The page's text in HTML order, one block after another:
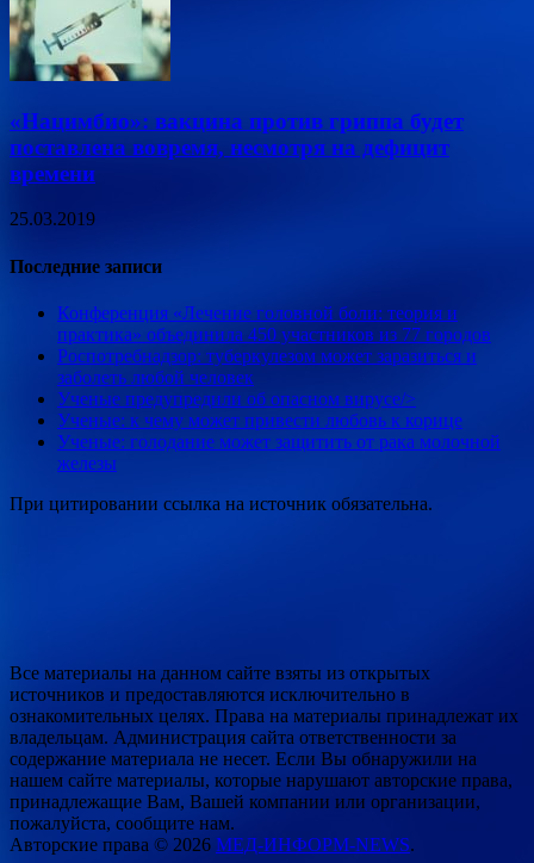
«Нацимбио»: вакцина против гриппа будет
поставлена вовремя, несмотря на дефицит
времени
25.03.2019
Последние записи
Конференция «Лечение головной боли: теория и
практика» объединила 450 участников из 77 городов
Роспотребнадзор: туберкулезом может заразиться и
заболеть любой человек
Ученые предупредили об опасном вирусе/>
Ученые: к чему может привести любовь к корице
Ученые: голодание может защитить от рака молочной
железы
При цитировании ссылка на источник обязательна.
Все материалы на данном сайте взяты из открытых
источников и предоставляются исключительно в
ознакомительных целях. Права на материалы принадлежат их
владельцам. Администрация сайта ответственности за
содержание материала не несет. Если Вы обнаружили на
нашем сайте материалы, которые нарушают авторские права,
принадлежащие Вам, Вашей компании или организации,
пожалуйста, сообщите нам.
Авторские права © 2026 МЕД-ИНФОРМ-NEWS.